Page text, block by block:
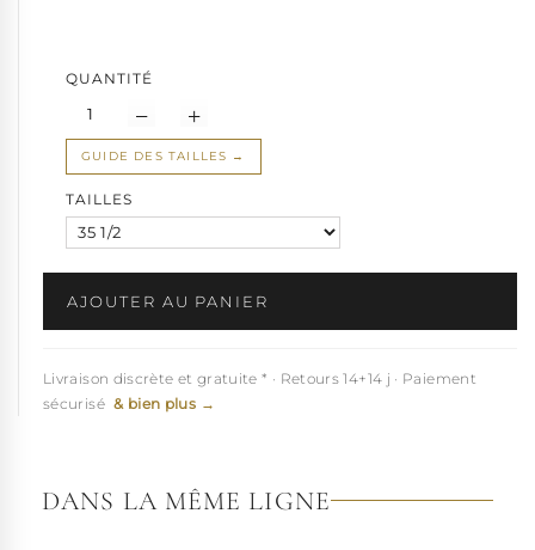
QUANTITÉ
GUIDE DES TAILLES
TAILLES
AJOUTER AU PANIER
Livraison discrète et gratuite * · Retours 14+14 j · Paiement
sécurisé & bien plus →
DANS LA MÊME LIGNE